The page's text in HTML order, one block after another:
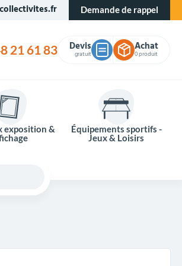
Demande de rappel
21 61 83 Devis
gratuit
Achat
0 produit
exposition &
Équipements sportifs -
Jeux & Loisirs